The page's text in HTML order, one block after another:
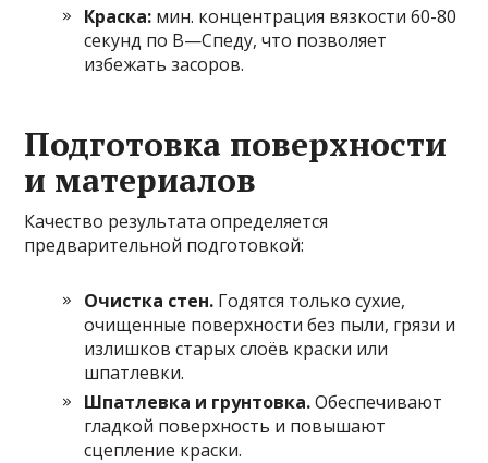
Краска: мин. концентрация вязкости 60-80
секунд по В—Спеду, что позволяет
избежать засоров.
Подготовка поверхности
и материалов
Качество результатa определяется
предварительной подготовкой:
Очистка стен. Годятся только сухие,
очищенные поверхности без пыли, грязи и
излишков старых слоёв краски или
шпатлевки.
Шпатлевка и грунтовка.Обеспечивают
гладкой поверхность и повышают
сцепление краски.